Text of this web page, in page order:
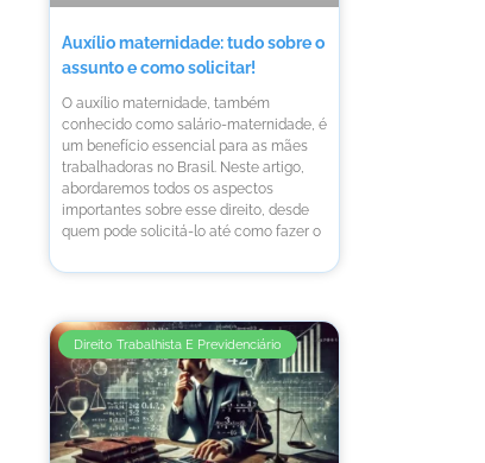
Auxílio maternidade: tudo sobre o
assunto e como solicitar!
O auxílio maternidade, também
conhecido como salário-maternidade, é
um benefício essencial para as mães
trabalhadoras no Brasil. Neste artigo,
abordaremos todos os aspectos
importantes sobre esse direito, desde
quem pode solicitá-lo até como fazer o
Direito Trabalhista E Previdenciário